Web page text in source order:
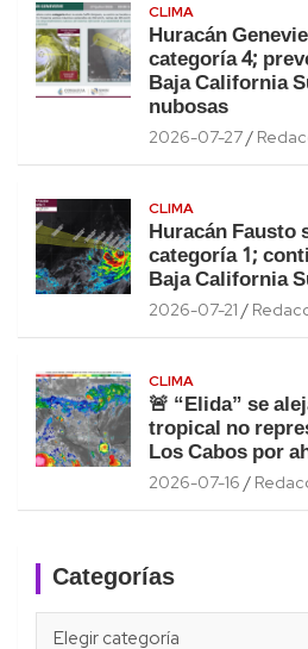
CLIMA
Huracán
categoría 4;
Baja California
nubosas
2026-07-27
CLIMA
Huracán Fausto
categoría 1;
Baja California
2026-07-21
CLIMA
🚨 “Elida” se
tropical no
Los Cabos por
2026-07-16
Categorías